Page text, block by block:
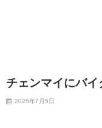
チェンマイにバ
2025年7月5日